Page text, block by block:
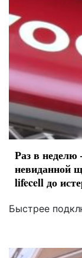
Раз в
невиданной
lifecell до
Быстрее